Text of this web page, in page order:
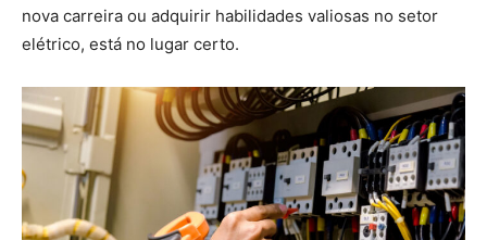
nova carreira ou adquirir habilidades valiosas no setor
elétrico, está no lugar certo.